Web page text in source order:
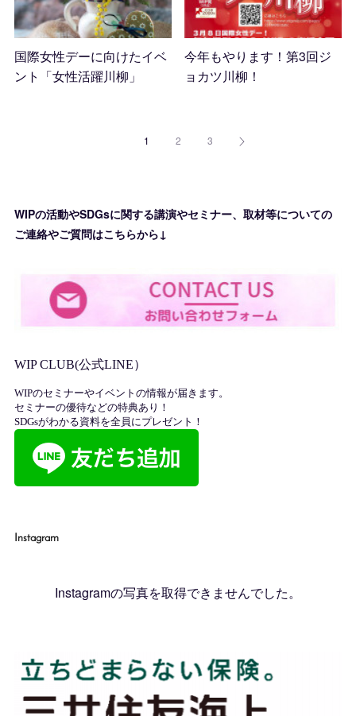
国際女性デーに向けたイベ
ント「女性活躍川柳」
今年もやります！第3回ジ
ョカツ川柳！
1 2 3
WIPの活動やSDGsに関する講演やセミナー、取材等についての
ご連絡やご質問はこちらから↓
Instagram
Instagramの写真を取得できませんでした。